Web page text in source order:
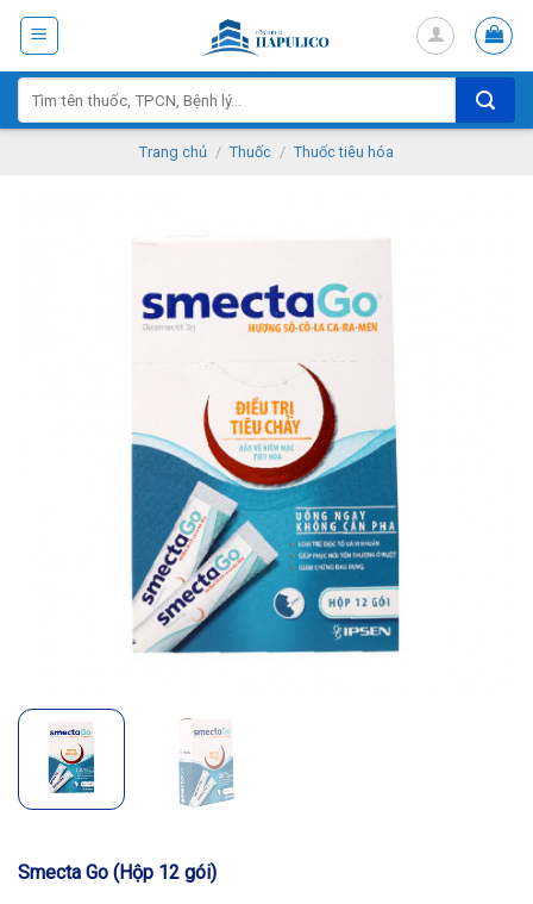
Skip
content
kiếm:
Trang chủ / Thuốc / Thuốc tiêu hóa
Smecta Go (Hộp 12 gói)